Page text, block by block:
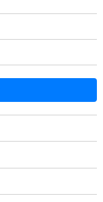
LINE